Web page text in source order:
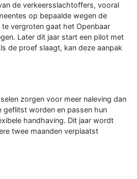
de verkeersslachtoffers, vooral
op bepaalde wegen de
vergroten gaat het Openbaar
Later dit jaar start een pilot met
de proef slaagt, kan deze aanpak
zorgen voor meer naleving dan
geflitst worden en passen hun
handhaving. Dit jaar wordt
twee maanden verplaatst